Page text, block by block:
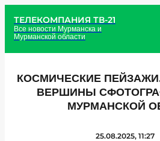
ТЕЛЕКОМПАНИЯ ТВ-21
Все новости Мурманска и
Мурманской области
КОСМИЧЕСКИЕ
ВЕРШИНЫ
МУРМАНСКОЙ
25.08.2025, 11:27